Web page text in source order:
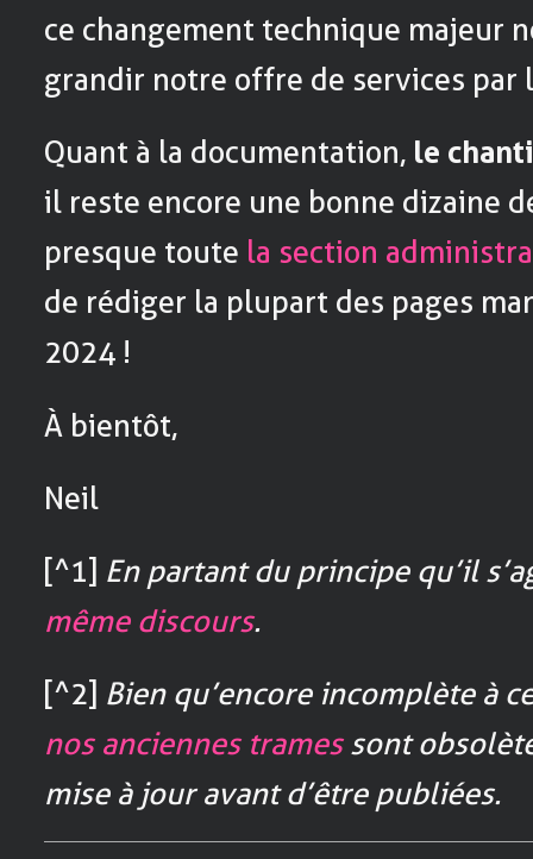
ce changement technique majeur
grandir notre offre de services par
Quant à la documentation, le
il reste encore une bonne dizaine
presque toute la section
de rédiger la plupart des pages
2024 !
À bientôt,
Neil
[^1] En partant du principe qu’il
même discours.
[^2] Bien qu’encore incomplète à
nos anciennes tramessont
mise à jour avant d’être publiées.